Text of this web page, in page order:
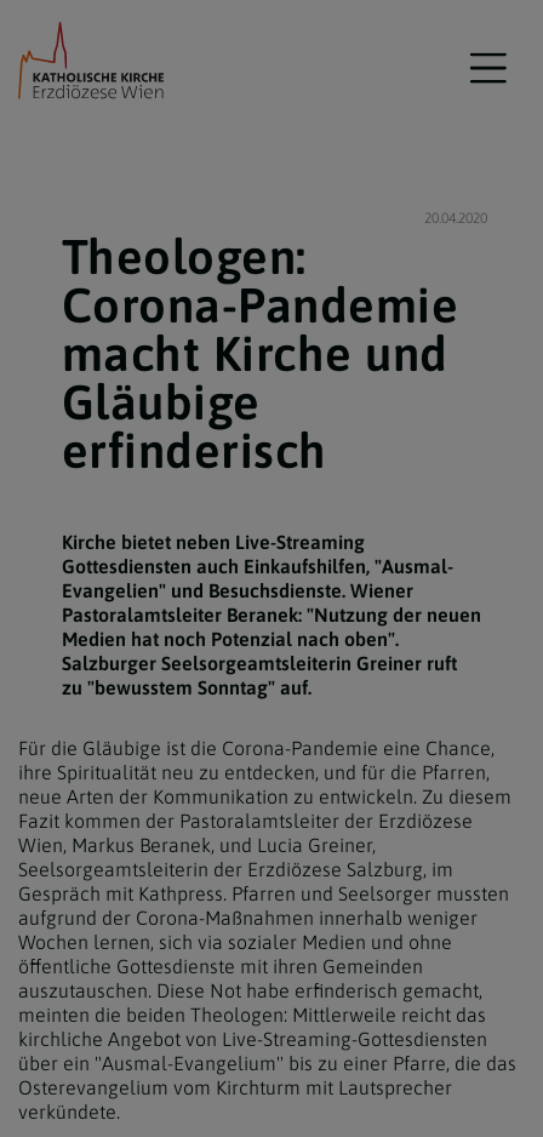
20.04.2020
Theologen:
Corona-Pandemie
macht Kirche und
Gläubige
erfinderisch
Kirche bietet neben Live-Streaming
Gottesdiensten auch Einkaufshilfen, "Ausmal-
Evangelien" und Besuchsdienste. Wiener
Pastoralamtsleiter Beranek: "Nutzung der neuen
Medien hat noch Potenzial nach oben".
Salzburger Seelsorgeamtsleiterin Greiner ruft
zu "bewusstem Sonntag" auf.
Für die Gläubige ist die Corona-Pandemie eine Chance,
ihre Spiritualität neu zu entdecken, und für die Pfarren,
neue Arten der Kommunikation zu entwickeln. Zu diesem
Fazit kommen der Pastoralamtsleiter der Erzdiözese
Wien, Markus Beranek, und Lucia Greiner,
Seelsorgeamtsleiterin der Erzdiözese Salzburg, im
Gespräch mit Kathpress. Pfarren und Seelsorger mussten
aufgrund der Corona-Maßnahmen innerhalb weniger
Wochen lernen, sich via sozialer Medien und ohne
öffentliche Gottesdienste mit ihren Gemeinden
auszutauschen. Diese Not habe erfinderisch gemacht,
meinten die beiden Theologen: Mittlerweile reicht das
kirchliche Angebot von Live-Streaming-Gottesdiensten
über ein "Ausmal-Evangelium" bis zu einer Pfarre, die das
Osterevangelium vom Kirchturm mit Lautsprecher
verkündete.